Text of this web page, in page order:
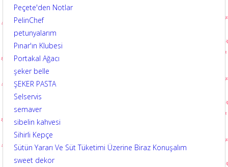
Peçete'den Notlar
PelinChef
petunyalarım
Pınar'ın Klubesi
Portakal Ağacı
şeker belle
ŞEKER PASTA
Selservis
semaver
sibelin kahvesi
Sihirli Kepçe
Sütün Yararı Ve Süt Tüketimi Üzerine Biraz Konuşalım
sweet dekor